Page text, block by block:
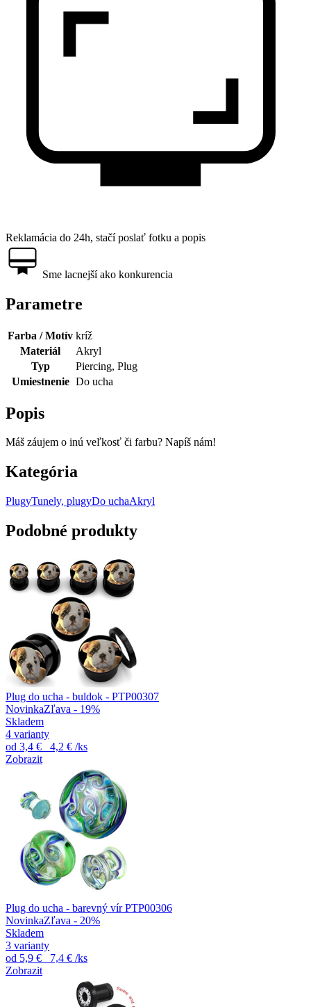
Reklamácia do 24h, stačí poslať fotku a popis
Sme lacnejší ako konkurencia
Parametre
Farba / Motív kríž
Materiál
Akryl
Typ
Piercing, Plug
Umiestnenie Do ucha
Popis
Máš záujem o inú veľkosť či farbu? Napíš nám!
Kategória
PlugyTunely, plugyDo uchaAkryl
Podobné produkty
Plug do ucha - buldok - PTP00307
NovinkaZľava - 19%
Skladem
4 varianty
od 3,4 € 4,2 € /ks
Zobrazit
Plug do ucha - barevný vír PTP00306
NovinkaZľava - 20%
Skladem
3 varianty
od 5,9 € 7,4 € /ks
Zobrazit